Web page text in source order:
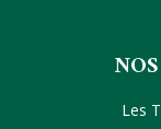
Les